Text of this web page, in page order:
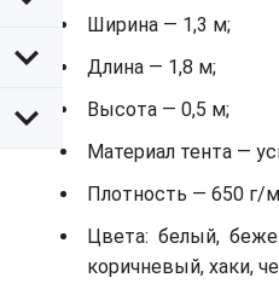
Ширина — 1,3 м;
Длина — 1,8 м;
Высота — 0,5 м;
Материал тента —
Плотность — 650 г/
Цвета: белый,
коричневый, хаки,